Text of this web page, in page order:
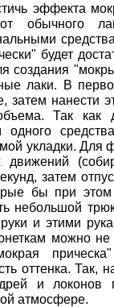
эффекта
от обычного
будет
создания
лаки. В
затем нанести
Так как
одного
укладки. Для
движений
затем
бы при
небольшой
и этими
можно
оттенка. Так,
и
атмосфере.